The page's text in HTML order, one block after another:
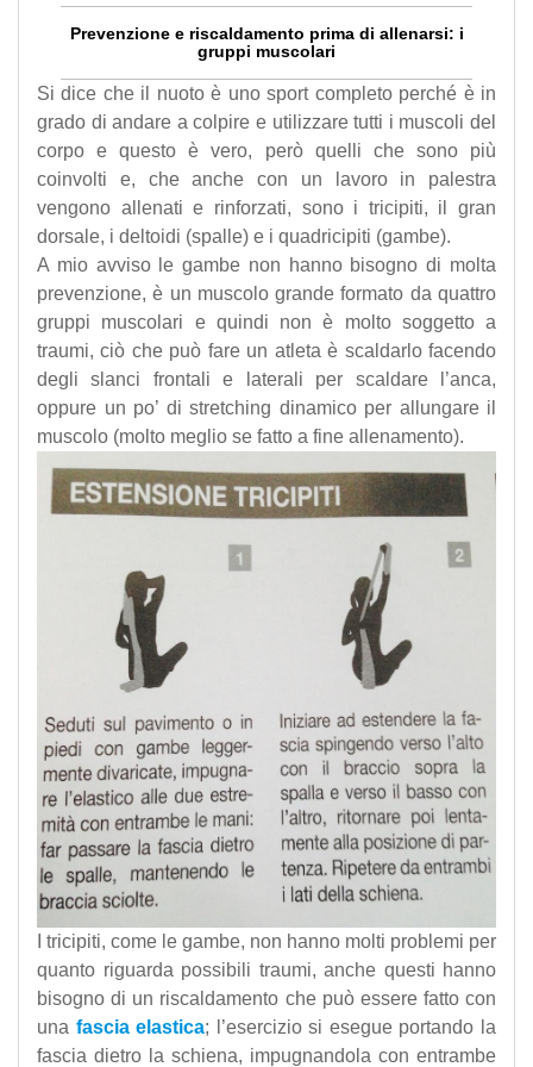
Prevenzione e riscaldamento prima di allenarsi: i
gruppi muscolari
Si dice che il nuoto è uno sport completo perché è in
grado di andare a colpire e utilizzare tutti i muscoli del
corpo e questo è vero, però quelli che sono più
coinvolti e, che anche con un lavoro in palestra
vengono allenati e rinforzati, sono i tricipiti, il gran
dorsale, i deltoidi (spalle) e i quadricipiti (gambe).
A mio avviso le gambe non hanno bisogno di molta
prevenzione, è un muscolo grande formato da quattro
gruppi muscolari e quindi non è molto soggetto a
traumi, ciò che può fare un atleta è scaldarlo facendo
degli slanci frontali e laterali per scaldare l’anca,
oppure un po’ di stretching dinamico per allungare il
muscolo (molto meglio se fatto a fine allenamento).
I tricipiti, come le gambe, non hanno molti problemi per
quanto riguarda possibili traumi, anche questi hanno
bisogno di un riscaldamento che può essere fatto con
una fascia elastica; l’esercizio si esegue portando la
fascia dietro la schiena, impugnandola con entrambe